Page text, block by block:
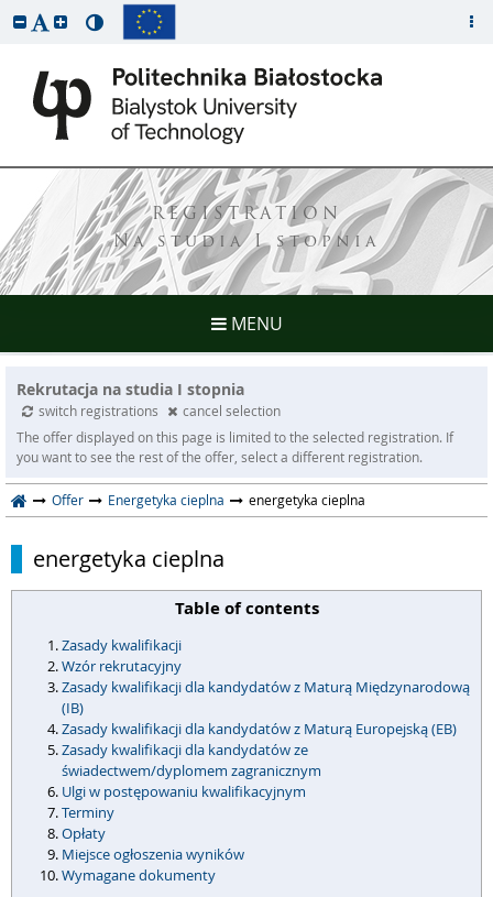
REGISTRATION
Na studia I stopnia
MENU
Rekrutacja na studia I stopnia
switch registrations
cancel selection
The offer displayed on this page is limited to the selected registration. If
you want to see the rest of the offer, select a different registration.
Offer Energetyka cieplna energetyka cieplna
energetyka cieplna
Table of contents
Zasady kwalifikacji
Wzór rekrutacyjny
Zasady kwalifikacji dla kandydatów z Maturą Międzynarodową
(IB)
Zasady kwalifikacji dla kandydatów z Maturą Europejską (EB)
Zasady kwalifikacji dla kandydatów ze
świadectwem/dyplomem zagranicznym
Ulgi w postępowaniu kwalifikacyjnym
Terminy
Opłaty
Miejsce ogłoszenia wyników
Wymagane dokumenty